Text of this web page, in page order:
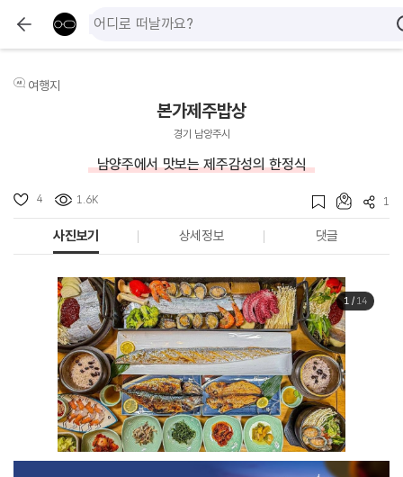
여행지
본가제주밥상
경기 남양주시
남양주에서 맛보는 제주감성의 한정식
4 1.6K 1
사진보기 상세정보 댓글
1/ 14